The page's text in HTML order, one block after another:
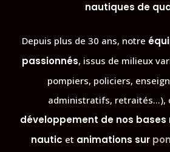
nautiques de
Depuis plus de 30 ans, notre
passionnés, issus de milieux
pompiers, policiers,
administratifs, retraités…),
développement de nos bases
nautic et animations sur